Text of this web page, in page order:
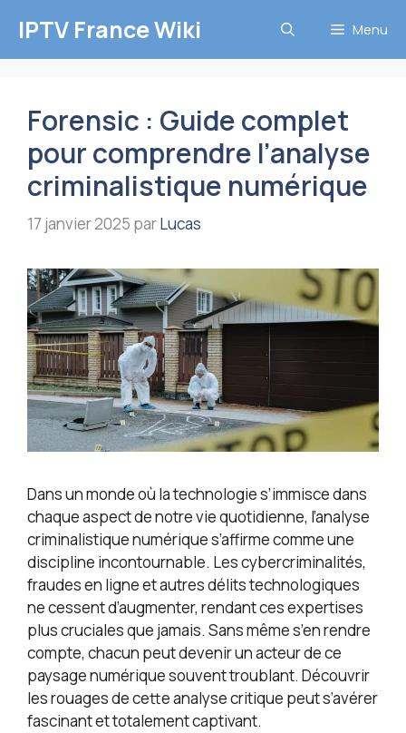
contenu
IPTV France Wiki Menu
Forensic : Guide complet
pour comprendre l’analyse
criminalistique numérique
17 janvier 2025 parLucas
Dans un monde où la technologie s’immisce dans
chaque aspect de notre vie quotidienne, l’analyse
criminalistique numérique s’affirme comme une
discipline incontournable. Les cybercriminalités,
fraudes en ligne et autres délits technologiques
ne cessent d’augmenter, rendant ces expertises
plus cruciales que jamais. Sans même s’en rendre
compte, chacun peut devenir un acteur de ce
paysage numérique souvent troublant. Découvrir
les rouages de cette analyse critique peut s’avérer
fascinant et totalement captivant.